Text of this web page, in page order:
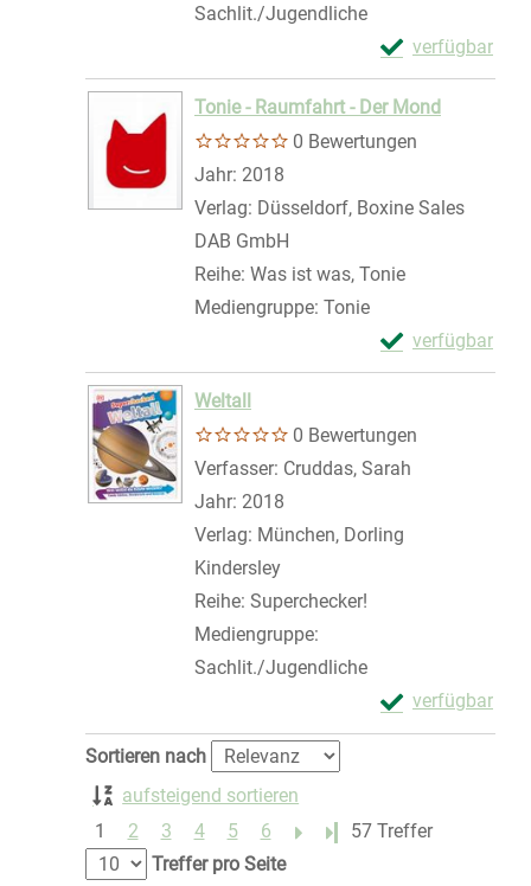
Sachlit./Jugendliche
verfügbar
Exemplar-
Zum Download
Tonie - Raumfahrt - Der Mond
0 Bewertungen
Suche nach diesem Verfasser
Jahr: 2018
Verlag: Düsseldorf, Boxine Sales
DAB GmbH
Reihe: Was ist was, Tonie
Mediengruppe: Tonie
verfügbar
Exemplar-
Zum Download
Weltall
0 Bewertungen
Verfasser: Cruddas, Sarah
Jahr: 2018
Verlag: München, Dorling
Kindersley
Reihe: Superchecker!
Mediengruppe:
Sachlit./Jugendliche
verfügbar
Exemplar-
Zum Download
Zu den Suchfiltern springen
Sortieren nach
aufsteigend sortieren
1
2 3 4 5 6 Letzte Seite
57 Treffer
Treffer pro Seite